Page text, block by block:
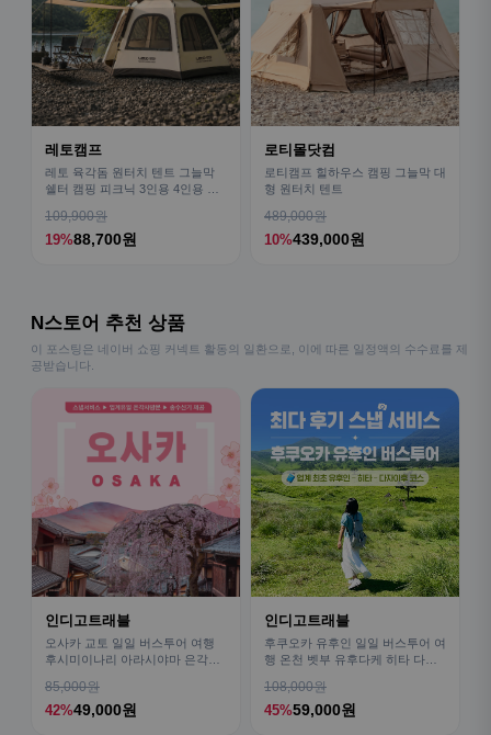
레토캠프
레토 육각돔 원터치 텐트 그늘막
쉘터 캠핑 피크닉 3인용 4인용 패
109,900원
19%88,700원
로티몰닷컴
로티캠프 힐하우스 캠핑 그늘막 대
형 원터치 텐트
489,000원
10%439,000원
N스토어 추천 상품
이 포스팅은 네이버 쇼핑 커넥트 활동의 일환으로, 이에 따른 일정액의 수수료를 제
공받습니다.
인디고트래블
오사카 교토 일일 버스투어 여행
후시미이나리 아라시야마 은각사
85,000원
42%49,000원
인디고트래블
후쿠오카 유후인 일일 버스투어 여
행 온천 벳부 유후다케 히타 다자
108,000원
45%59,000원